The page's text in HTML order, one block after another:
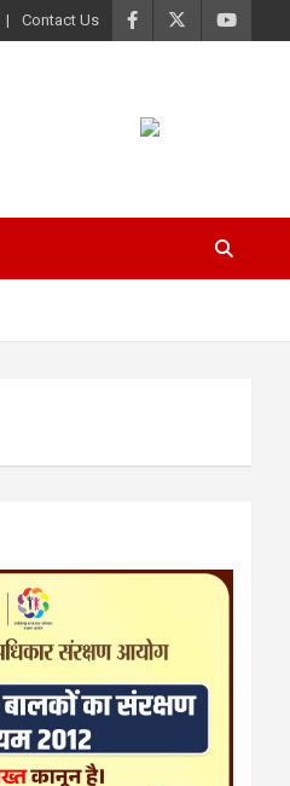
Contact Us